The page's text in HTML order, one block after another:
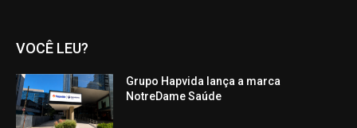
VOCÊ LEU?
Grupo Hapvida lança a marca
NotreDame Saúde